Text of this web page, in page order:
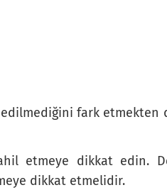
fark etmekten
etmeye dikkat edin.
dikkat etmelidir.